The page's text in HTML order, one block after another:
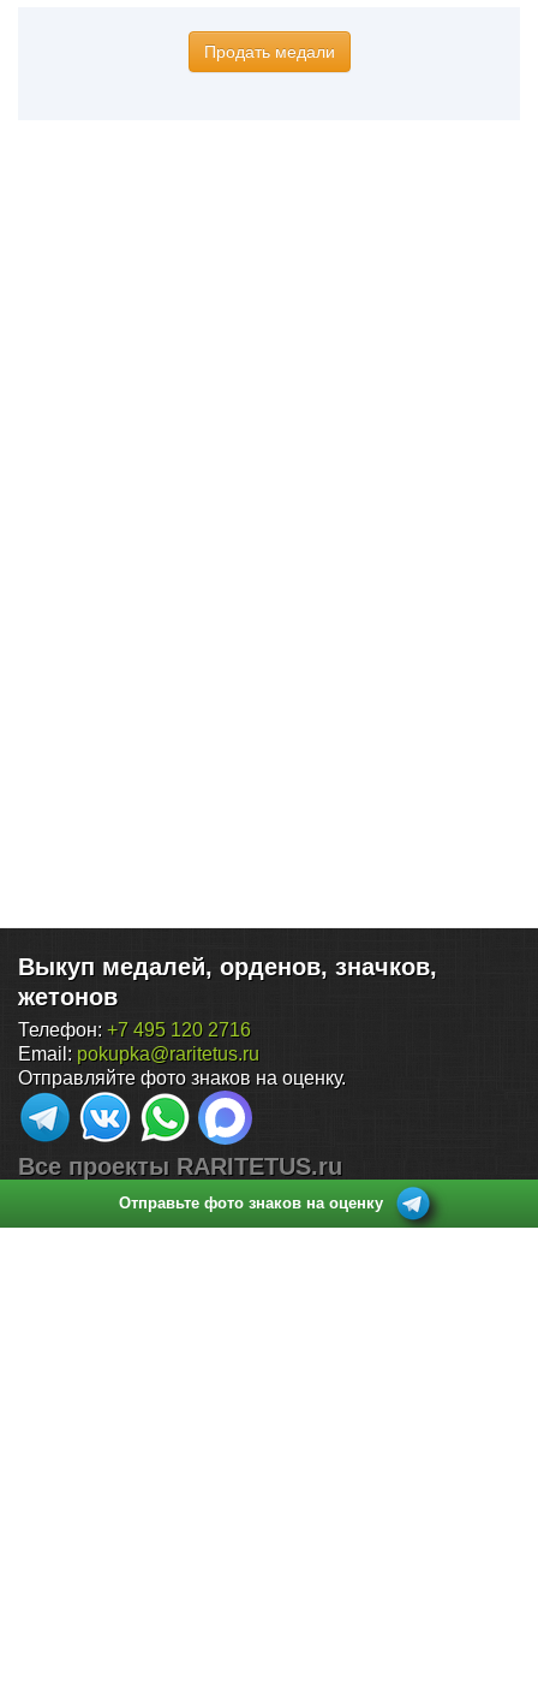
Продать медали
Выкуп медалей, орденов, значков,
жетонов
Телефон: +7 495 120 2716
Email: pokupka@raritetus.ru
Отправляйте фото знаков на оценку.
Все проекты RARITETUS.ru
Поиск по нумизматическим аукционам
Каталог монет России (1700-2026)
Отправьте фото знаков на оценку